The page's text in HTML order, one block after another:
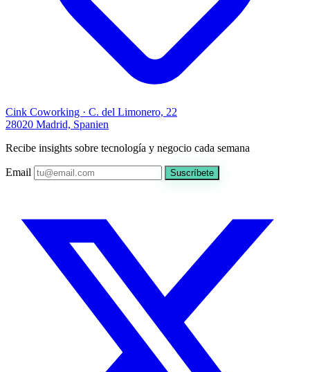
Cink Coworking · C. del Limonero, 22
28020 Madrid, Spanien
Recibe insights sobre tecnología y negocio cada semana
Email Suscríbete